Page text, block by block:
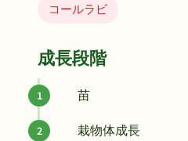
コールラビ
成長段階
苗
栽物体成長